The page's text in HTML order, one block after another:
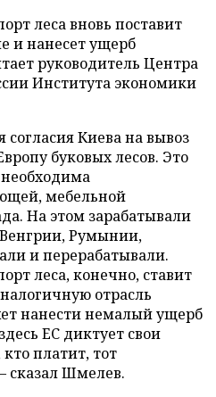
леса вновь поставит
и нанесет ущерб
руководитель Центра
Института экономики
согласия Киева на вывоз
буковых лесов. Это
мебельной
На этом зарабатывали
Румынии,
и перерабатывали.
леса, конечно, ставит
отрасль
нанести немалый ущерб
ЕС диктует свои
кто платит, тот
сказал Шмелев.